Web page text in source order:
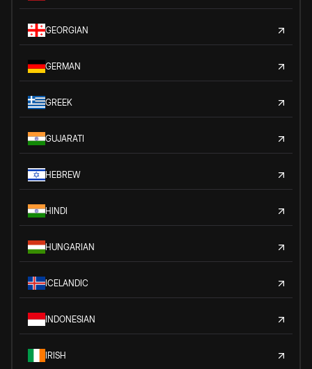
GEORGIAN
GERMAN
GREEK
GUJARATI
HEBREW
HINDI
HUNGARIAN
ICELANDIC
INDONESIAN
IRISH